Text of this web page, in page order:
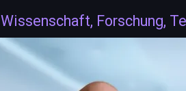
Wissenschaft, Forschung,